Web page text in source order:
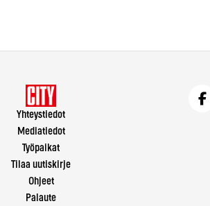
Yhteystiedot
Mediatiedot
Työpaikat
Tilaa uutiskirje
Ohjeet
Palaute